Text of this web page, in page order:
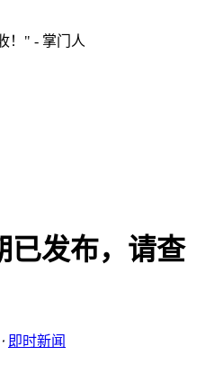
！" - 掌门人
已发布，请查
⋅ 即时新闻